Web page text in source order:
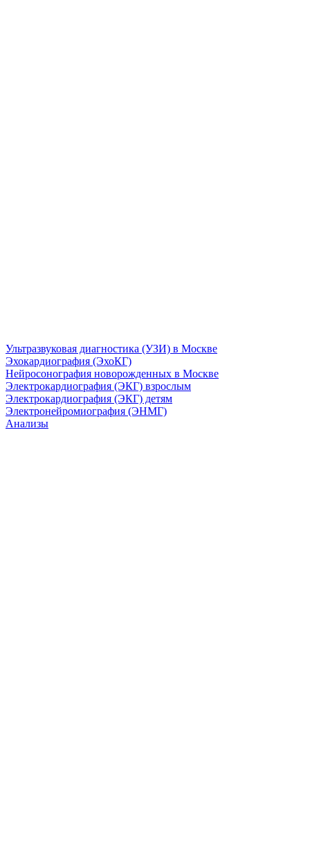
Ультразвуковая диагностика (УЗИ) в Москве
Эхокардиография (ЭхоКГ)
Нейросонография новорожденных в Москве
Электрокардиография (ЭКГ) взрослым
Электрокардиография (ЭКГ) детям
Электронейромиография (ЭНМГ)
Анализы